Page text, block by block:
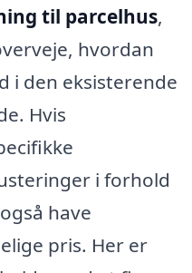
til parcelhus,
hvordan
i den eksisterende
Hvis
i forhold
have
pris. Her er